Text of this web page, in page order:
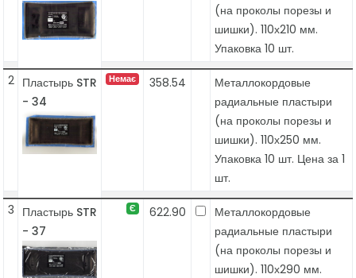
(на проколы порезы и
шишки). 110х210 мм.
Упаковка 10 шт.
2 Пластырь STR
- 34
Немає 358.54
Металлокордовые
радиальные пластыри
(на проколы порезы и
шишки). 110х250 мм.
Упаковка 10 шт. Цена за 1
шт.
3 Пластырь STR
- 37
Є 622.90
Металлокордовые
радиальные пластыри
(на проколы порезы и
шишки). 110х290 мм.